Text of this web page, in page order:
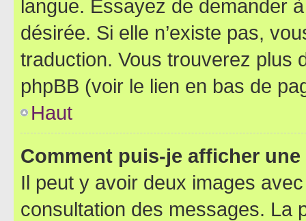
langue. Essayez de demander
désirée. Si elle n’existe pas,
traduction. Vous trouverez plus
phpBB (voir le lien en bas de
Haut
Comment puis-je afficher
Il peut y avoir deux images
consultation des messages. La